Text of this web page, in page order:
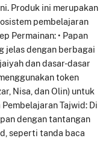
Produk ini merupakan
pembelajaran
Permainan: • Papan
jelas dengan berbagai
dan dasar-dasar
token
Nisa, dan Olin) untuk
Tajwid: Di
dengan tantangan
seperti tanda baca